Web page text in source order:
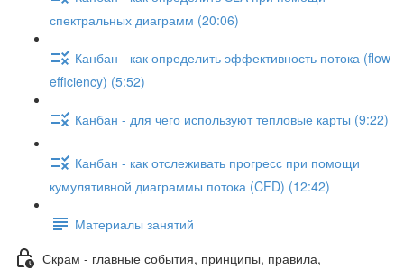
спектральных диаграмм (20:06)
Канбан - как определить эффективность потока (flow
efficiency) (5:52)
Канбан - для чего используют тепловые карты (9:22)
Канбан - как отслеживать прогресс при помощи
кумулятивной диаграммы потока (CFD) (12:42)
Материалы занятий
Скрам - главные события, принципы, правила,